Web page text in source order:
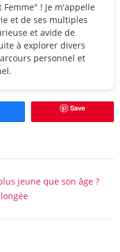
! Je m'appelle
et de ses multiples
et avide de
à explorer divers
personnel et
Save
jeune que son âge ?